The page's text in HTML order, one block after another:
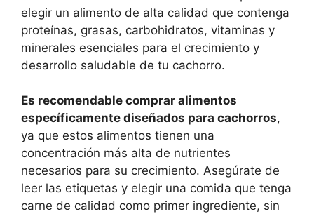
elegir un alimento de alta calidad que contenga
proteínas, grasas, carbohidratos, vitaminas y
minerales esenciales para el crecimiento y
desarrollo saludable de tu cachorro.
Es recomendable comprar alimentos
específicamente diseñados para cachorros,
ya que estos alimentos tienen una
concentración más alta de nutrientes
necesarios para su crecimiento. Asegúrate de
leer las etiquetas y elegir una comida que tenga
carne de calidad como primer ingrediente, sin